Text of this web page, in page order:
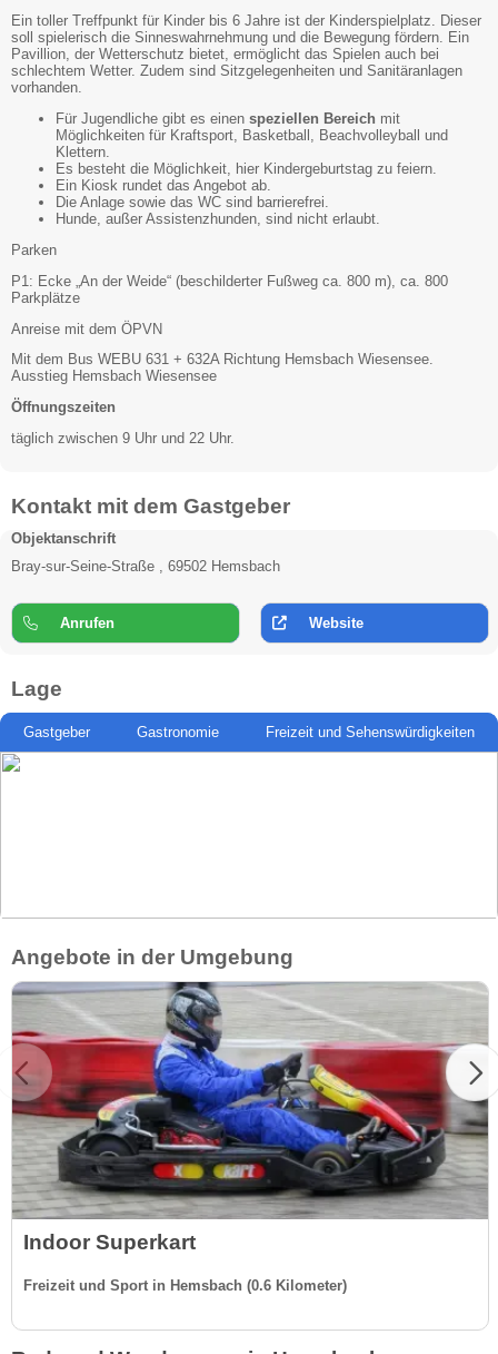
Ein toller Treffpunkt für Kinder bis 6 Jahre ist der Kinderspielplatz. Dieser
soll spielerisch die Sinneswahrnehmung und die Bewegung fördern. Ein
Pavillion, der Wetterschutz bietet, ermöglicht das Spielen auch bei
schlechtem Wetter. Zudem sind Sitzgelegenheiten und Sanitäranlagen
vorhanden.
Für Jugendliche gibt es einen speziellen Bereich mit
Möglichkeiten für Kraftsport, Basketball, Beachvolleyball und
Klettern.
Es besteht die Möglichkeit, hier Kindergeburtstag zu feiern.
Ein Kiosk rundet das Angebot ab.
Die Anlage sowie das WC sind barrierefrei.
Hunde, außer Assistenzhunden, sind nicht erlaubt.
Parken
P1: Ecke „An der Weide“ (beschilderter Fußweg ca. 800 m), ca. 800
Parkplätze
Anreise mit dem ÖPVN
Mit dem Bus WEBU 631 + 632A Richtung Hemsbach Wiesensee.
Ausstieg Hemsbach Wiesensee
Öffnungszeiten
täglich zwischen 9 Uhr und 22 Uhr.
Kontakt mit dem Gastgeber
Objektanschrift
Bray-sur-Seine-Straße , 69502 Hemsbach
Anrufen Website
Lage
Gastgeber Gastronomie Freizeit und Sehenswürdigkeiten
Angebote in der Umgebung
Indoor Superkart
Freizeit und Sport in Hemsbach (0.6 Kilometer)